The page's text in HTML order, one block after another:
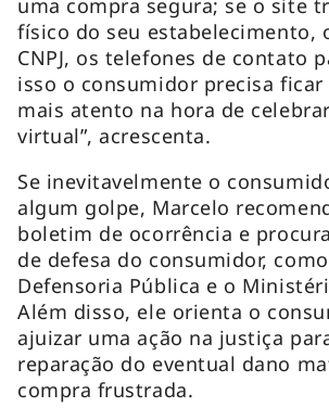
físico do seu estabelecimento,
CNPJ, os telefones de contato
isso o consumidor precisa ficar
mais atento na hora de
virtual”, acrescenta.
Se inevitavelmente o
algum golpe, Marcelo
boletim de ocorrência e
de defesa do consumidor,
Defensoria Pública e o
Além disso, ele orienta o
ajuizar uma ação na justiça
reparação do eventual dano
compra frustrada.